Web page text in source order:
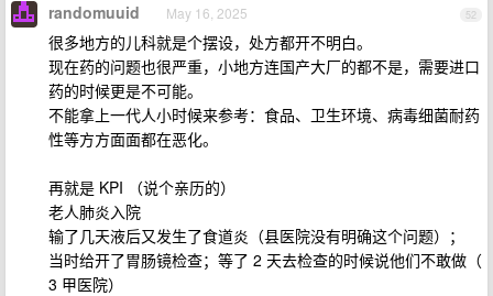
52
randomuuid May 16, 2025
很多地方的儿科就是个摆设，处方都开不明白。
现在药的问题也很严重，小地方连国产大厂的都不是，需要进口
药的时候更是不可能。
不能拿上一代人小时候来参考：食品、卫生环境、病毒细菌耐药
性等方方面面都在恶化。
再就是 KPI （说个亲历的）
老人肺炎入院
输了几天液后又发生了食道炎（县医院没有明确这个问题）；
当时给开了胃肠镜检查；等了 2 天去检查的时候说他们不敢做（
3 甲医院）